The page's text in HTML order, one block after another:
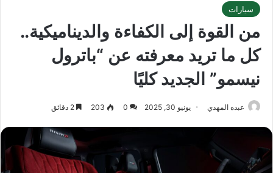
سيارات
من القوة إلى الكفاءة والديناميكية..
كل ما تريد معرفته عن “باترول
نيسمو” الجديد كليًا
عبده المهدي يونيو 30, 2025 0
203